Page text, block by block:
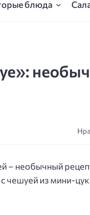
блюда
– необычный
чешуей из мини-